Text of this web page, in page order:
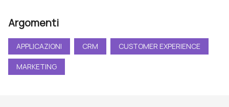
Argomenti
APPLICAZIONI CRM CUSTOMER EXPERIENCE
MARKETING